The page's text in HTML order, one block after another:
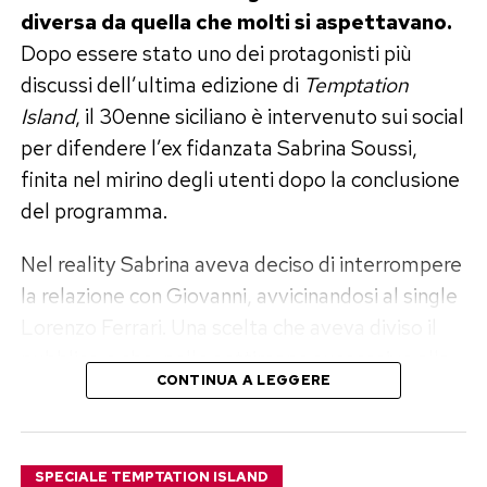
Falco
Tra le fotografie condivise da Elisabetta
Gregoraci, quelle che hanno raccolto più
apprezzamenti sono dedicate al figlio Nathan
Falco, nato dal matrimonio con Flavio Briatore.
Mamma e figlio appaiono sorridenti durante una
serata trascorsa insieme in un locale affacciato
sul mare, tra musica, luci e atmosfera estiva.
figlio», scrive la conduttrice, sottolineando
quanto questi momenti insieme rappresentino
la parte più preziosa della vacanza.
diversa da quella che molti si aspettavano.
Dopo essere stato uno dei protagonisti più
discussi dell’ultima edizione di Temptation
Island, il 30enne siciliano è intervenuto sui social
per difendere l’ex fidanzata Sabrina Soussi,
finita nel mirino degli utenti dopo la conclusione
del programma.
Nel reality Sabrina aveva deciso di interrompere
la relazione con Giovanni, avvicinandosi al single
pubblico e che, nelle settimane successive alla
messa in onda, ha dato origine a una lunga serie
CONTINUA A LEGGERE
SPECIALE TEMPTATION ISLAND